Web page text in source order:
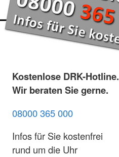
Kostenlose DRK-Hotline.
Wir beraten Sie gerne.
08000 365 000
Infos für Sie kostenfrei
rund um die Uhr